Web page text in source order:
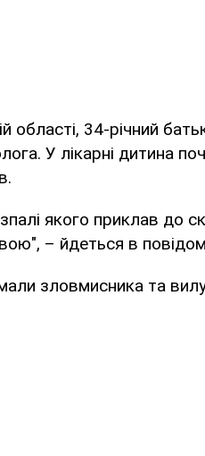
34-річний
У лікарні дитина
якого приклав до
– йдеться в
зловмисника та